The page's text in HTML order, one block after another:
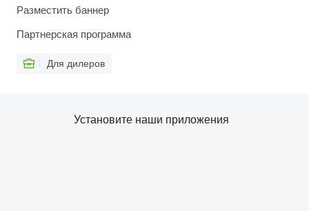
Разместить баннер
Партнерская программа
Для дилеров
Установите наши приложения